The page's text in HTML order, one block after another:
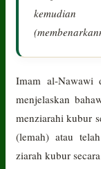
Imam al-Nawawi
menjelaskan
menziarahi kubur
(lemah) atau
ziarah kubur